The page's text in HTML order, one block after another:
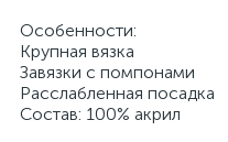
Особенности:
Крупная вязка
Завязки с помпонами
Расслабленная посадка
Состав: 100% акрил